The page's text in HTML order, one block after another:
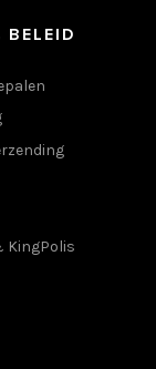
BELEID
KingPolis